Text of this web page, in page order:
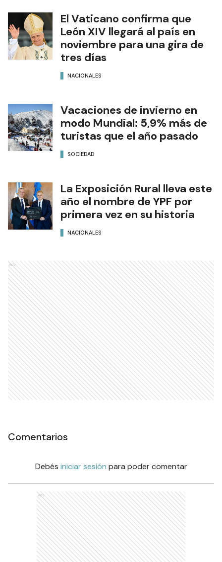
El Vaticano confirma que
León XIV llegará al país en
noviembre para una gira de
tres días
NACIONALES
Vacaciones de invierno en
modo Mundial: 5,9% más de
turistas que el año pasado
SOCIEDAD
La Exposición Rural lleva este
año el nombre de YPF por
primera vez en su historia
NACIONALES
Ads
Comentarios
Debés iniciar sesión para poder comentar
Ads